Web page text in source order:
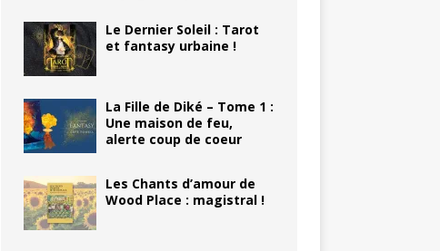
Le Dernier Soleil : Tarot
et fantasy urbaine !
La Fille de Diké – Tome 1 :
Une maison de feu,
alerte coup de coeur
Les Chants d’amour de
Wood Place : magistral !